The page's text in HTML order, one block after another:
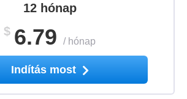
12 hónap
$ 6.79 / hónap
Indítás most